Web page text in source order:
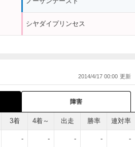
シヤダイプリンセス
2014/4/17 00:00
障害
3着 4着～ 出走 勝率 連対率
- - - - -